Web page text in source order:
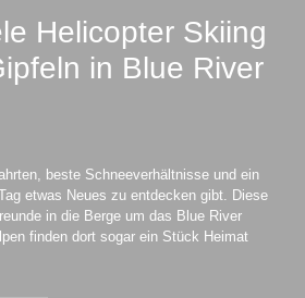
Helicopter Skiing
in Blue River
beste Schneeverhältnisse und ein
etwas Neues zu entdecken gibt. Diese
in die Berge um das Blue River
finden dort sogar ein Stück Heimat